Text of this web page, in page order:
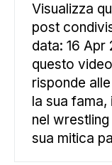
Visualizza
post
data: 16 Apr
questo
risponde
la sua
nel
sua mitica